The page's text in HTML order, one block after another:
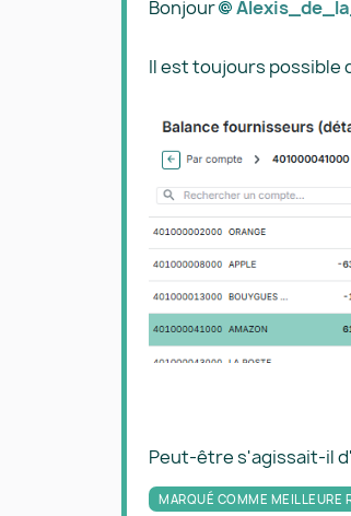
Bonjour
Il est toujours possible
Peut-être s'agissait-il
MARQUÉ COMME MEILLEURE